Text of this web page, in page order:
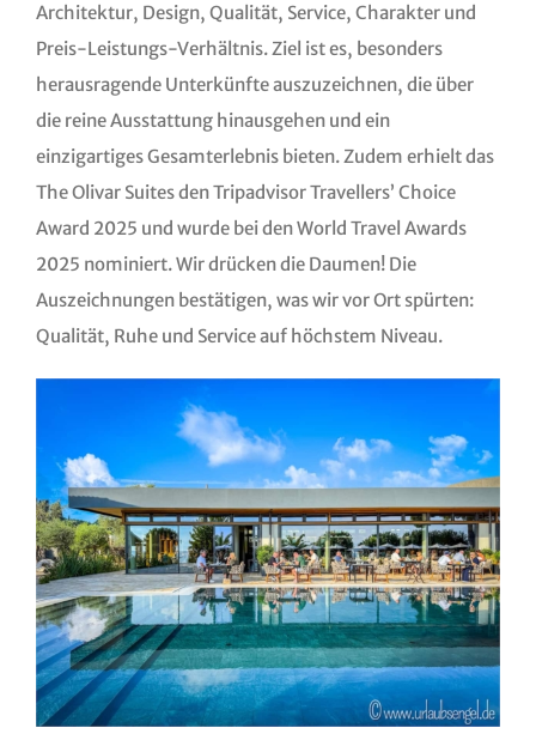
Architektur, Design, Qualität, Service, Charakter und
Preis-Leistungs-Verhältnis.Ziel ist es, besonders
herausragende Unterkünfte auszuzeichnen, die über
die reine Ausstattung hinausgehen und ein
einzigartiges Gesamterlebnis bieten.Zudem erhielt das
The Olivar Suites den Tripadvisor Travellers’ Choice
Award 2025 und wurde bei den World Travel Awards
2025 nominiert. Wir drücken die Daumen! Die
Auszeichnungen bestätigen, was wir vor Ort spürten:
Qualität, Ruhe und Service auf höchstem Niveau.